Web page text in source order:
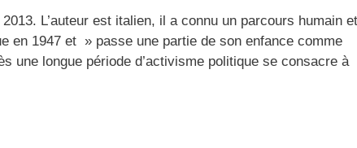
L’auteur est italien, il a connu un parcours humain et
en 1947 et » passe une partie de son enfance comme
une longue période d’activisme politique se consacre à